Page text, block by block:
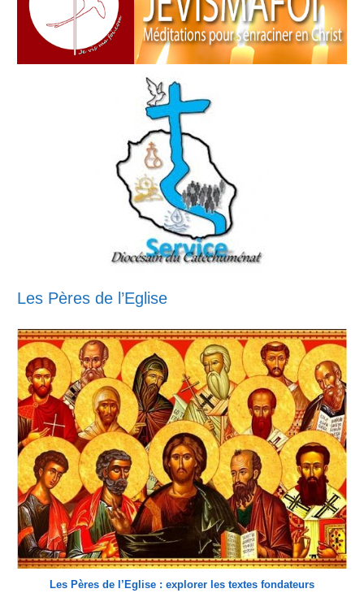
Les Pères de l’Eglise
Les Pères de l’Eglise : explorer les textes fondateurs